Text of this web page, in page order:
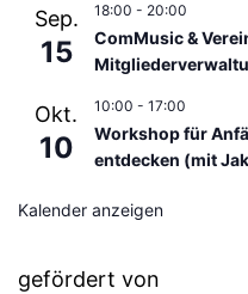
Sep.
15
18:00 - 20:00
ComMusic &
Okt.
10
10:00 - 17:00
Workshop für
entdecken (mit
Kalender anzeigen
gefördert von